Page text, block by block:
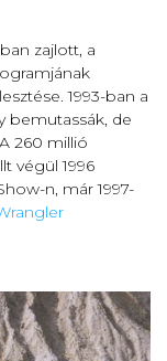
zajlott, a
1993-ban a
bemutassák, de
260 millió
végül 1996
n, már 1997-